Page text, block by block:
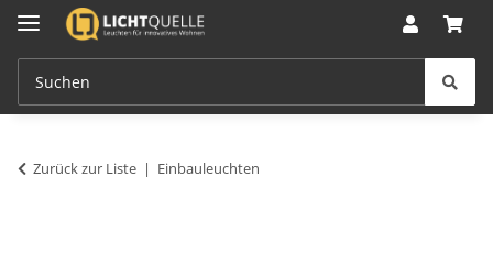
Zurück zur Liste Einbauleuchten